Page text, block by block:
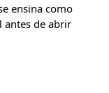
ensina como
antes de abrir